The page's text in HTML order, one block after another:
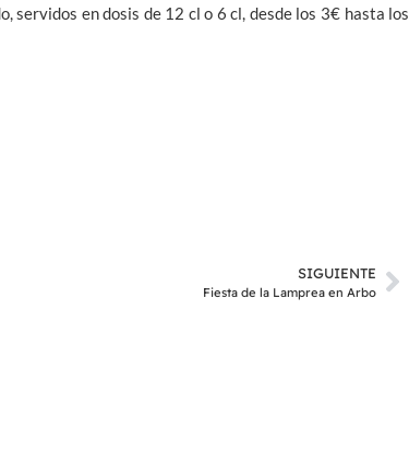
servidos en dosis de 12 cl o 6 cl, desde los 3€ hasta los
SIGUIENTE
Fiesta de la Lamprea en Arbo